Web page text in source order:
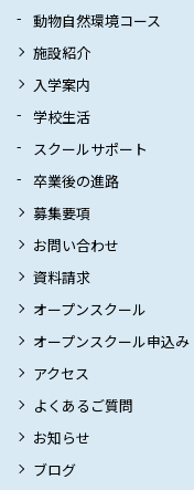
動物自然環境コース
施設紹介
入学案内
学校生活
スクールサポート
卒業後の進路
募集要項
お問い合わせ
資料請求
オープンスクール
オープンスクール申込み
アクセス
よくあるご質問
お知らせ
ブログ